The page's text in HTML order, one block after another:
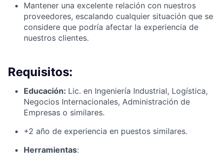
Mantener una excelente relación con nuestros
proveedores, escalando cualquier situación que se
considere que podría afectar la experiencia de
nuestros clientes.
Requisitos:
Educación: Lic. en Ingeniería Industrial, Logística,
Negocios Internacionales, Administración de
Empresas o similares.
+2 año de experiencia en puestos similares.
Herramientas: